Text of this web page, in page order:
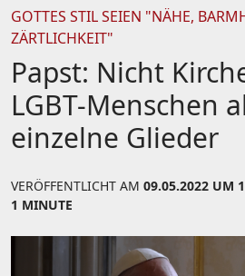
GOTTES STIL SEIEN "NÄHE,
ZÄRTLICHKEIT"
Papst: Nicht
LGBT-Menschen
einzelne Glieder
VERÖFFENTLICHT AM 09.05.2022 UM
1 MINUTE